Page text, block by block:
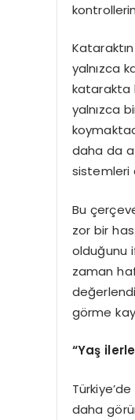
yalnızca
katarakta
yalnızca
daha da
sistemleri
Bu
zor bir
olduğunu
zaman
görme
“Yaş
daha